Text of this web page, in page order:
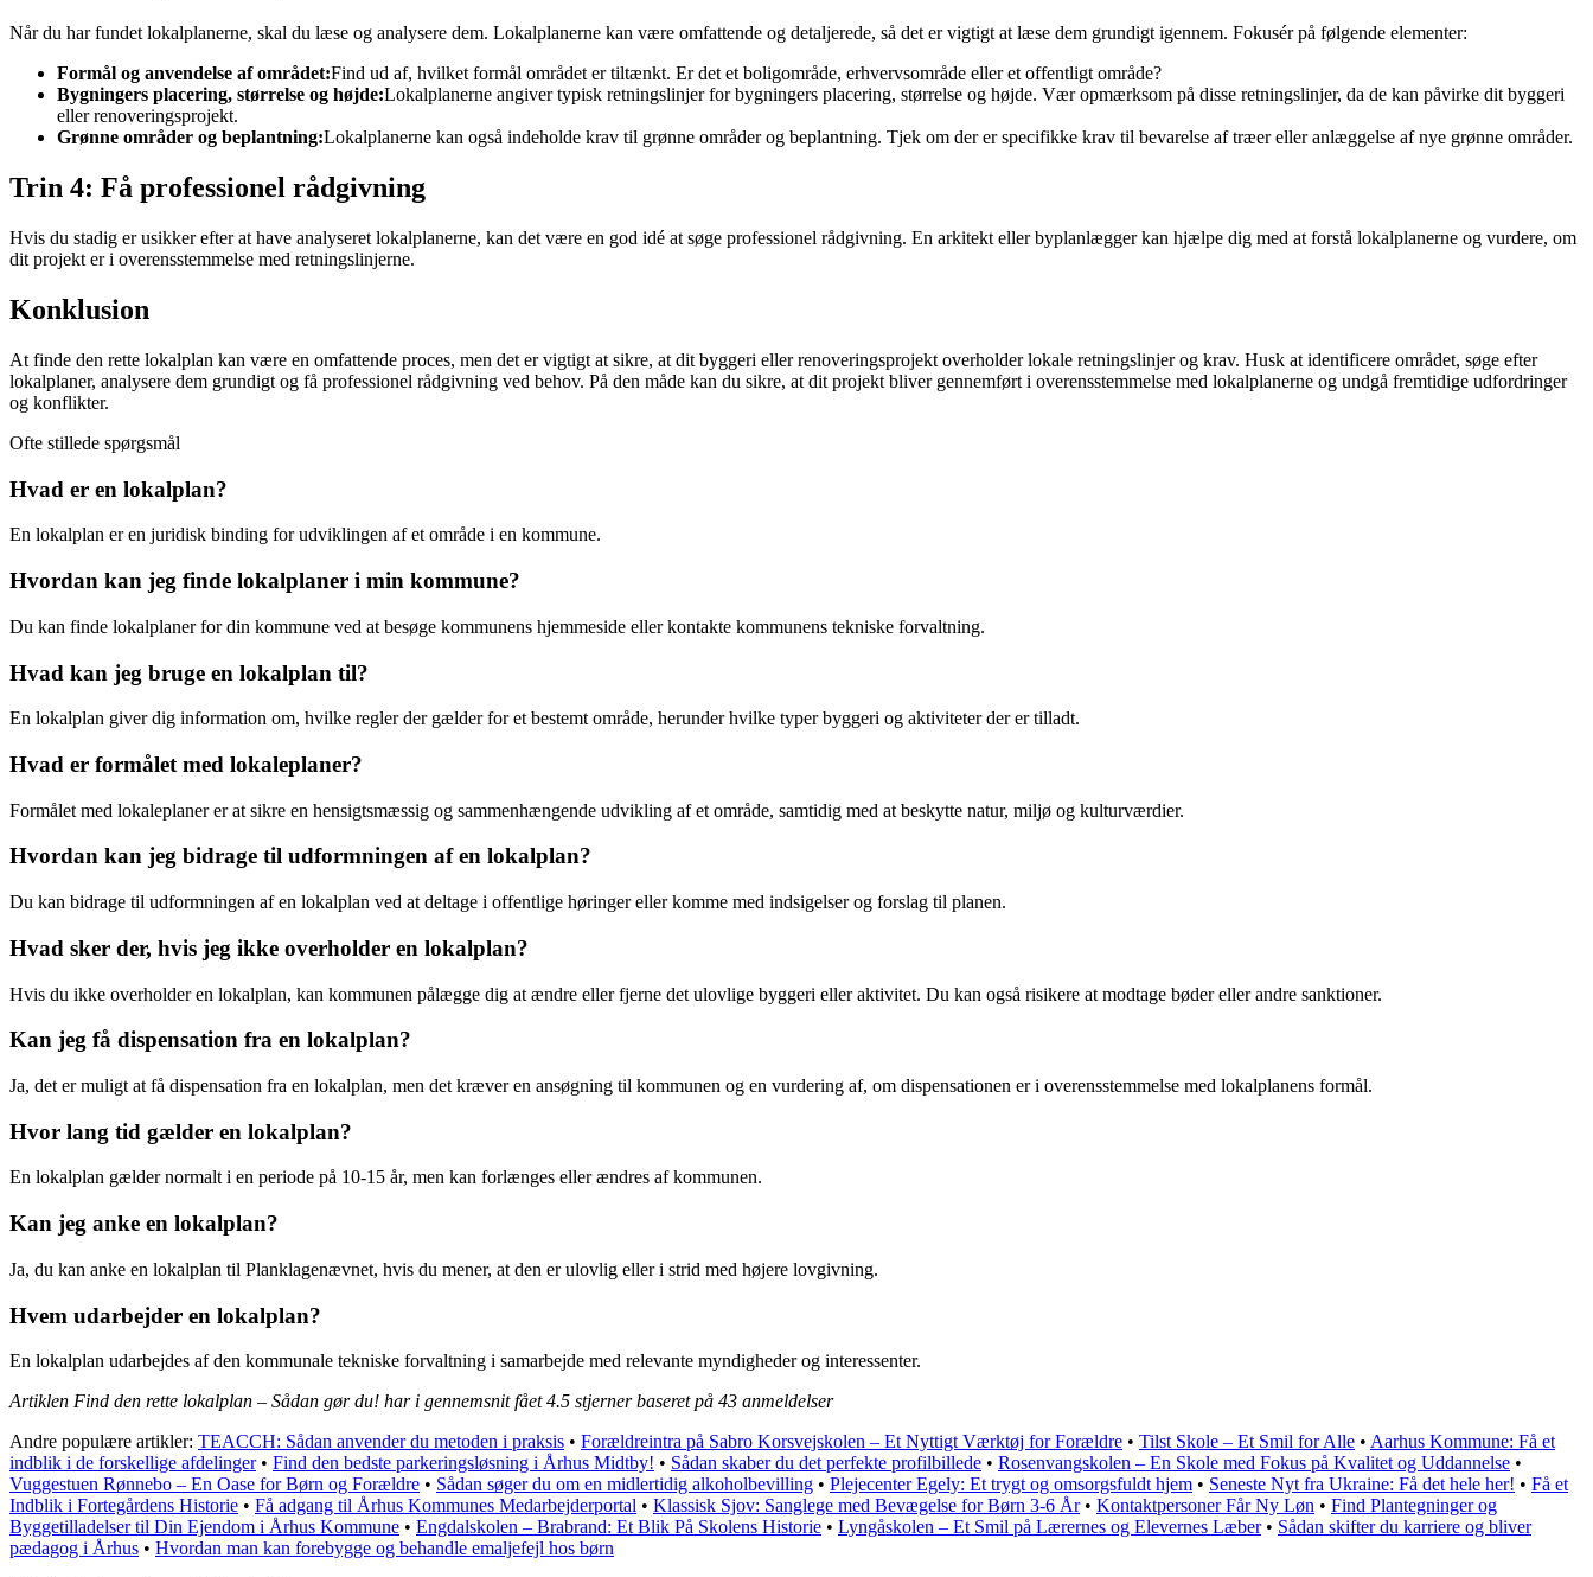
Når du har fundet lokalplanerne, skal du læse og analysere dem. Lokalplanerne kan være omfattende og detaljerede, så det er vigtigt at læse dem grundigt igennem. Fokusér på følgende elementer:
Formål og anvendelse af området:Find ud af, hvilket formål området er tiltænkt. Er det et boligområde, erhvervsområde eller et offentligt område?
Bygningers placering, størrelse og højde:Lokalplanerne angiver typisk retningslinjer for bygningers placering, størrelse og højde. Vær opmærksom på disse retningslinjer, da de kan påvirke dit byggeri
eller renoveringsprojekt.
Grønne områder og beplantning:Lokalplanerne kan også indeholde krav til grønne områder og beplantning. Tjek om der er specifikke krav til bevarelse af træer eller anlæggelse af nye grønne områder.
Trin 4: Få professionel rådgivning
Hvis du stadig er usikker efter at have analyseret lokalplanerne, kan det være en god idé at søge professionel rådgivning. En arkitekt eller byplanlægger kan hjælpe dig med at forstå lokalplanerne og vurdere, om
dit projekt er i overensstemmelse med retningslinjerne.
Konklusion
At finde den rette lokalplan kan være en omfattende proces, men det er vigtigt at sikre, at dit byggeri eller renoveringsprojekt overholder lokale retningslinjer og krav. Husk at identificere området, søge efter
lokalplaner, analysere dem grundigt og få professionel rådgivning ved behov. På den måde kan du sikre, at dit projekt bliver gennemført i overensstemmelse med lokalplanerne og undgå fremtidige udfordringer
og konflikter.
Ofte stillede spørgsmål
Hvad er en lokalplan?
En lokalplan er en juridisk binding for udviklingen af et område i en kommune.
Hvordan kan jeg finde lokalplaner i min kommune?
Du kan finde lokalplaner for din kommune ved at besøge kommunens hjemmeside eller kontakte kommunens tekniske forvaltning.
Hvad kan jeg bruge en lokalplan til?
En lokalplan giver dig information om, hvilke regler der gælder for et bestemt område, herunder hvilke typer byggeri og aktiviteter der er tilladt.
Hvad er formålet med lokaleplaner?
Formålet med lokaleplaner er at sikre en hensigtsmæssig og sammenhængende udvikling af et område, samtidig med at beskytte natur, miljø og kulturværdier.
Hvordan kan jeg bidrage til udformningen af en lokalplan?
Du kan bidrage til udformningen af en lokalplan ved at deltage i offentlige høringer eller komme med indsigelser og forslag til planen.
Hvad sker der, hvis jeg ikke overholder en lokalplan?
Hvis du ikke overholder en lokalplan, kan kommunen pålægge dig at ændre eller fjerne det ulovlige byggeri eller aktivitet. Du kan også risikere at modtage bøder eller andre sanktioner.
Kan jeg få dispensation fra en lokalplan?
Ja, det er muligt at få dispensation fra en lokalplan, men det kræver en ansøgning til kommunen og en vurdering af, om dispensationen er i overensstemmelse med lokalplanens formål.
Hvor lang tid gælder en lokalplan?
En lokalplan gælder normalt i en periode på 10-15 år, men kan forlænges eller ændres af kommunen.
Kan jeg anke en lokalplan?
Ja, du kan anke en lokalplan til Planklagenævnet, hvis du mener, at den er ulovlig eller i strid med højere lovgivning.
Hvem udarbejder en lokalplan?
En lokalplan udarbejdes af den kommunale tekniske forvaltning i samarbejde med relevante myndigheder og interessenter.
Artiklen Find den rette lokalplan – Sådan gør du! har i gennemsnit fået4.5 stjerner baseret på 43 anmeldelser
Andre populære artikler: TEACCH: Sådan anvender du metoden i praksis • Forældreintra på Sabro Korsvejskolen – Et Nyttigt Værktøj for Forældre • Tilst Skole – Et Smil for Alle • Aarhus Kommune: Få et
indblik i de forskellige afdelinger• Find den bedste parkeringsløsning i Århus Midtby! • Sådan skaber du det perfekte profilbillede • Rosenvangskolen – En Skole med Fokus på Kvalitet og Uddannelse •
Vuggestuen Rønnebo – En Oase for Børn og Forældre • Sådan søger du om en midlertidig alkoholbevilling • Plejecenter Egely: Et trygt og omsorgsfuldt hjem • Seneste Nyt fra Ukraine: Få det hele her! • Få et
Indblik i Fortegårdens Historie • Få adgang til Århus Kommunes Medarbejderportal • Klassisk Sjov: Sanglege med Bevægelse for Børn 3-6 År• Kontaktpersoner Får Ny Løn • Find Plantegninger og
Byggetilladelser til Din Ejendom i Århus Kommune • Engdalskolen – Brabrand: Et Blik På Skolens Historie • Lyngåskolen – Et Smil på Lærernes og Elevernes Læber• Sådan skifter du karriere og bliver
pædagog i Århus • Hvordan man kan forebygge og behandle emaljefejl hos børn